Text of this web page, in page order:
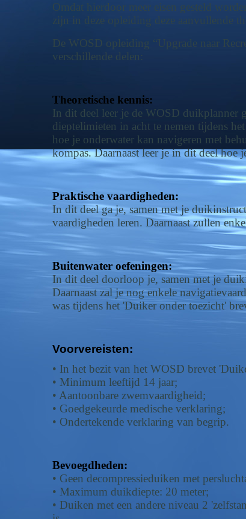
Omdat hierdoor meer eisen gesteld
zijn in deze opleiding deze aanvullende
De WOSD opleiding “Upgrade naar
verschillende delen:
Theoretische kennis:
In dit deel leer je de WOSD duikplanner
dieptelimieten in acht te nemen tijdens
hoe je onderwater kan navigeren met
kompas. Daarnaast leer je in dit deel hoe
Praktische vaardigheden:
In dit deel ga je, samen met je
vaardigheden leren. Daarnaast zullen
Buitenwater oefeningen:
In dit deel doorloop je, samen met je
Daarnaast zal je nog enkele
was tijdens het 'Duiker onder toezicht'
Voorvereisten:
• In het bezit van het WOSD brevet
• Minimum leeftijd 14 jaar;
• Aantoonbare zwemvaardigheid;
• Goedgekeurde medische verklaring;
• Ondertekende verklaring van begrip.
Bevoegdheden:
• Geen decompressieduiken met
• Maximum duikdiepte: 20 meter;
• Duiken met een andere niveau 2